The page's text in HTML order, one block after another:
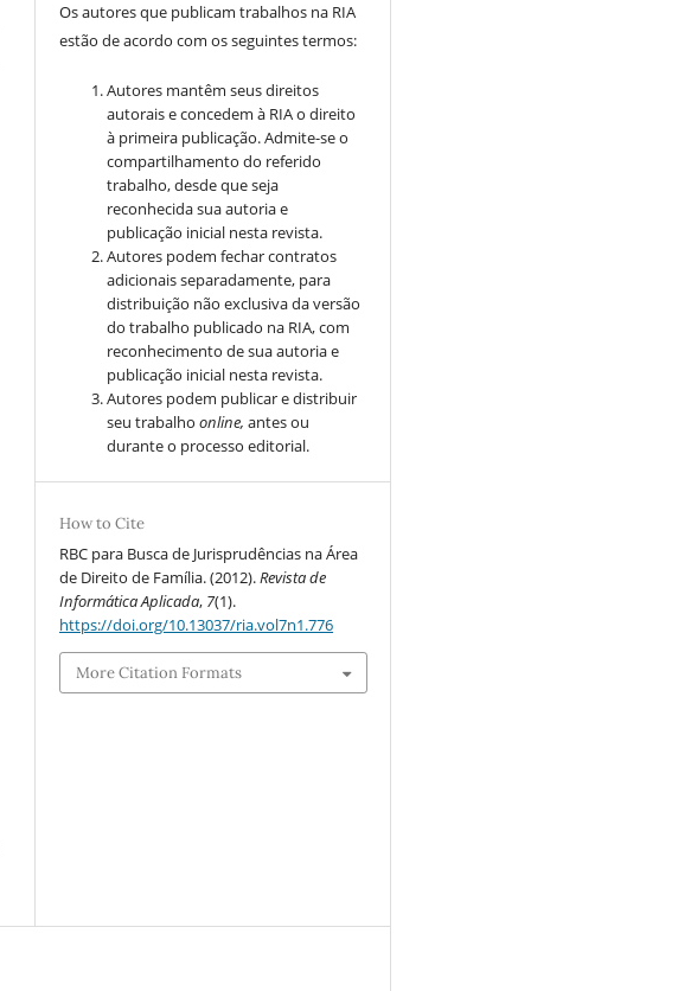
Os autores que publicam trabalhos na RIA
estão de acordo com os seguintes termos:
Autores mantêm seus direitos
autorais e concedem à RIA o direito
à primeira publicação. Admite-se o
compartilhamento do referido
trabalho, desde que seja
reconhecida sua autoria e
publicação inicial nesta revista.
Autores podem fechar contratos
adicionais separadamente, para
distribuição não exclusiva da versão
do trabalho publicado na RIA, com
reconhecimento de sua autoria e
publicação inicial nesta revista.
Autores podem publicar e distribuir
seu trabalhoonline,antes ou
durante o processo editorial.
How to Cite
RBC para Busca de Jurisprudências na Área
de Direito de Família. (2012).Revista de
Informática Aplicada, 7(1).
https://doi.org/10.13037/ria.vol7n1.776
More Citation Formats